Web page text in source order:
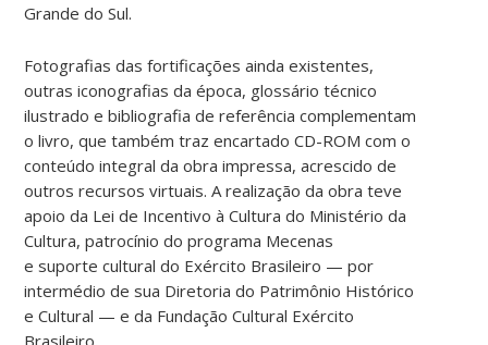
Grande do Sul.
Fotografias das fortificações ainda existentes,
outras iconografias da época, glossário técnico
ilustrado e bibliografia de referência complementam
o livro, que também traz encartado CD-ROM com o
conteúdo integral da obra impressa, acrescido de
outros recursos virtuais. A realização da obra teve
apoio da Lei de Incentivo à Cultura do Ministério da
Cultura, patrocínio do programa Mecenas
e suporte cultural do Exército Brasileiro — por
intermédio de sua Diretoria do Patrimônio Histórico
e Cultural — e da Fundação Cultural Exército
Brasileiro.